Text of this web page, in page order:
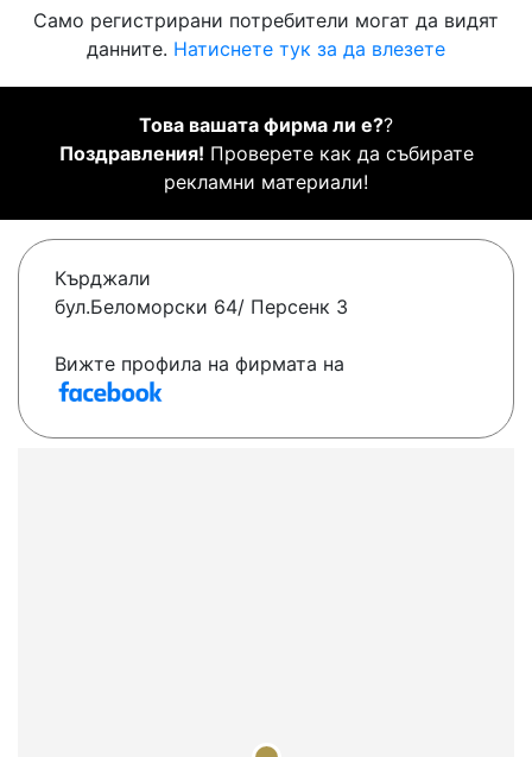
Само регистрирани потребители могат да видят
данните. Натиснете тук за да влезете
Това вашата фирма ли е??
Поздравления! Проверете как да събирате
рекламни материали!
Кърджали
бул.Беломорски 64/ Персенк 3
Вижте профила на фирмата на